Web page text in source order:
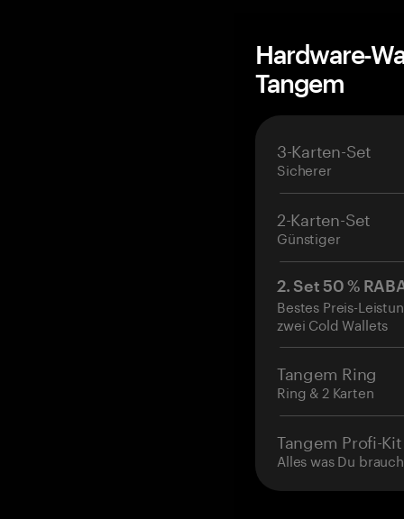
Hardware-
Tangem
3-Karten-Set
Sicherer
2-Karten-Set
Günstiger
2. Set 50 %
Bestes Preis-
zwei Cold Wallets
Tangem Ring
Ring & 2 Karten
Tangem Profi-Kit
Alles was Du